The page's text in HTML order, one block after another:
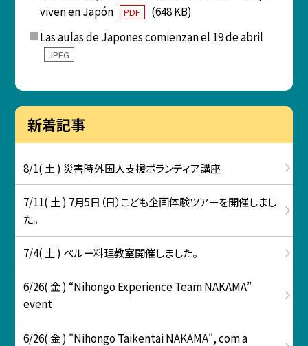
viven en Japón
PDF
(648 KB)
Las aulas de Japones comienzan el 19 de abril
JPEG
新着記事
8/1( 土 ) 災害時外国人支援ボランティア講座
7/11( 土 ) 7月5日（日）こども企画体験ツアーを開催しまし
た。
7/4( 土 ) ペルー料理教室開催しました。
6/26( 金 ) “Nihongo Experience Team NAKAMA”
event
6/26( 金 ) "Nihongo Taikentai NAKAMA", com a